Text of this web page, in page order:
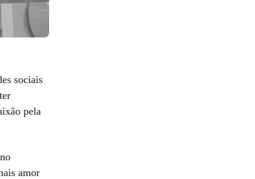
sociais
pela
amor